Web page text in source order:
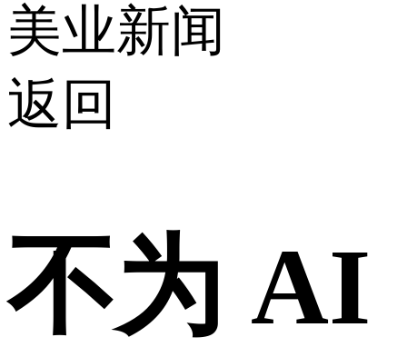
美业新闻
返回
不为 AI